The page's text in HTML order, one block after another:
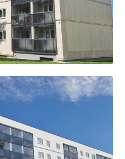
vald, Kambja alevik, Männi tn